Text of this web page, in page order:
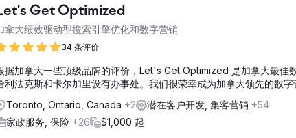
Get Optimized
拿大绩效驱动型搜索引擎优化和数字营销
34 条评价
据加拿大一些顶级品牌的评价，Let's Get Optimized 是加拿大最佳
利法克斯和卡尔加里设有办事处。我们很荣幸成为加拿大领先的数字
Toronto, Ontario, Canada +2 潜在客户开发, 集客营销 +54
家政服务, 保险 +26 $1,000 起